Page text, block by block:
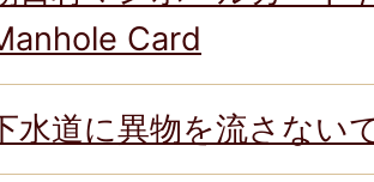
Card
水道に異物を流さない